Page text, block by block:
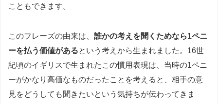
こともできます。
このフレーズの由来は、 誰かの考えを聞くためなら1ペニ
ーを払う価値があるという考えから生まれました。16世
紀頃のイギリスで生まれたこの慣用表現は、当時の1ペニ
ーがかなり高価なものだったことを考えると、相手の意
見をどうしても聞きたいという気持ちが伝わってきま